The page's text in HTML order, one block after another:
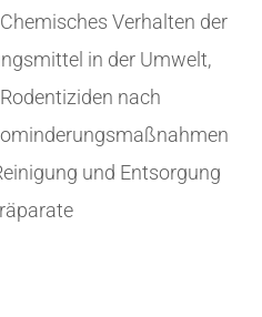
Verhalten der
in der Umwelt,
nach
und Entsorgung